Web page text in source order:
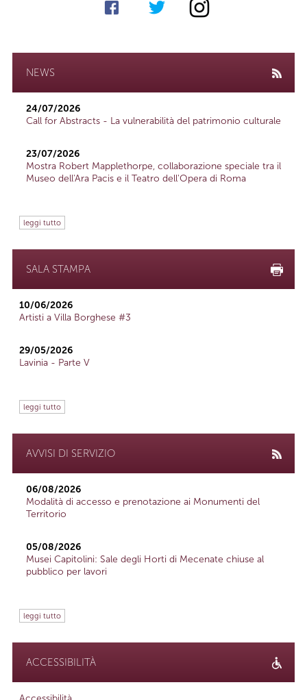
NEWS
24/07/2026
Call for Abstracts - La vulnerabilità del patrimonio culturale
23/07/2026
Mostra Robert Mapplethorpe, collaborazione speciale tra il
Museo dell'Ara Pacis e il Teatro dell'Opera di Roma
leggi tutto
SALA STAMPA
10/06/2026
Artisti a Villa Borghese #3
29/05/2026
Lavinia - Parte V
leggi tutto
AVVISI DI SERVIZIO
06/08/2026
Modalità di accesso e prenotazione ai Monumenti del
Territorio
05/08/2026
Musei Capitolini: Sale degli Horti di Mecenate chiuse al
pubblico per lavori
leggi tutto
ACCESSIBILITÀ